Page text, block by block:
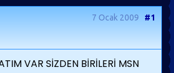
7 Ocak 2009 #1
VAR SİZDEN BİRİLERİ MSN